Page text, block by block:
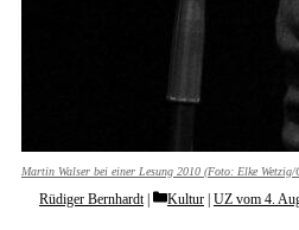
Martin Walser bei einer Lesung 2010 (Foto: Elke Wetzig/
Rüdiger Bernhardt Categories
Kultur | UZ vom 4.